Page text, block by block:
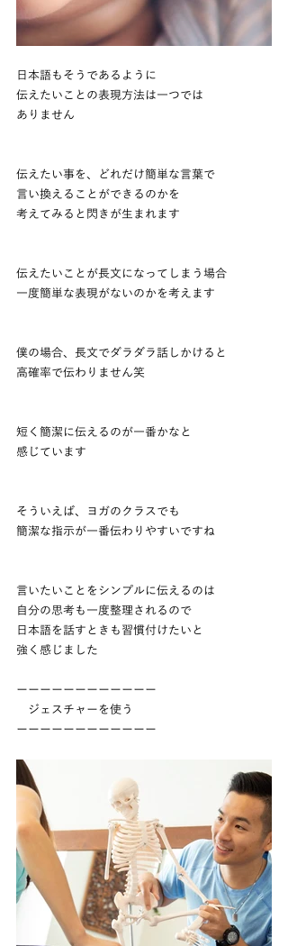
日本語もそうであるように
伝えたいことの表現方法は一つでは
ありません
伝えたい事を、どれだけ簡単な言葉で
言い換えることができるのかを
考えてみると閃きが生まれます
伝えたいことが長文になってしまう場合
一度簡単な表現がないのかを考えます
僕の場合、長文でダラダラ話しかけると
高確率で伝わりません笑
短く簡潔に伝えるのが一番かなと
感じています
そういえば、ヨガのクラスでも
簡潔な指示が一番伝わりやすいですね
言いたいことをシンプルに伝えるのは
自分の思考も一度整理されるので
日本語を話すときも習慣付けたいと
強く感じました
ーーーーーーーーーーーー
ジェスチャーを使う
ーーーーーーーーーーーー